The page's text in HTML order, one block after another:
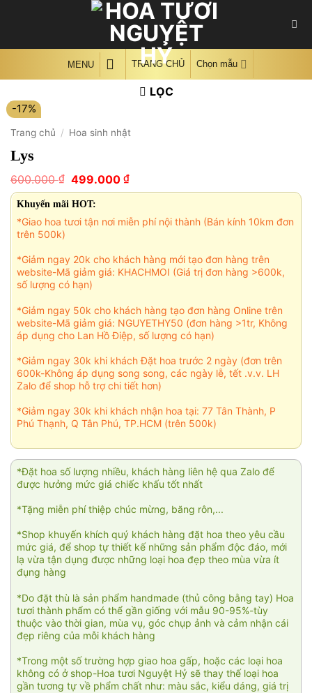
MENU TRANG CHỦ Chọn mẫu
LỌC
-17%
Trang chủ / Hoa sinh nhật
Lys
600.000₫ Giá
gốc
là:
600.000 ₫.
499.000 ₫Giá
hiện
499.000 ₫.
Khuyến mãi HOT:
*Giao hoa tươi tận nơi miễn phí nội thành (Bán kính 10km đơn
trên 500k)
*Giảm ngay 20k cho khách hàng mới tạo đơn hàng trên
website-Mã giảm giá: KHACHMOI (Giá trị đơn hàng >600k,
số lượng có hạn)
*Giảm ngay 50k cho khách hàng tạo đơn hàng Online trên
website-Mã giảm giá: NGUYETHY50 (đơn hàng >1tr, Không
áp dụng cho Lan Hồ Điệp, số lượng có hạn)
*Giảm ngay 30k khi khách Đặt hoa trước 2 ngày (đơn trên
600k-Không áp dụng song song, các ngày lễ, tết .v.v. LH
Zalo để shop hỗ trợ chi tiết hơn)
*Giảm ngay 30k khi khách nhận hoa tại: 77 Tân Thành, P
Phú Thạnh, Q Tân Phú, TP.HCM (trên 500k)
*Đặt hoa số lượng nhiều, khách hàng liên hệ qua Zalo để
được hưởng mức giá chiếc khấu tốt nhất
*Tặng miễn phí thiệp chúc mừng, băng rôn,...
*Shop khuyến khích quý khách hàng đặt hoa theo yêu cầu
mức giá, để shop tự thiết kế những sản phẩm độc đáo, mới
lạ vừa tận dụng được những loại hoa đẹp theo mùa vừa ít
đụng hàng
*Do đặt thù là sản phẩm handmade (thủ công bằng tay) Hoa
tươi thành phẩm có thể gần giống với mẫu 90-95%-tùy
thuộc vào thời gian, mùa vụ, góc chụp ảnh và cảm nhận cái
đẹp riêng của mỗi khách hàng
*Trong một số trường hợp giao hoa gấp, hoặc các loại hoa
không có ở shop-Hoa tươi Nguyệt Hỷ sẽ thay thế loại hoa
gần tương tự về phẩm chất như: màu sắc, kiểu dáng, giá trị